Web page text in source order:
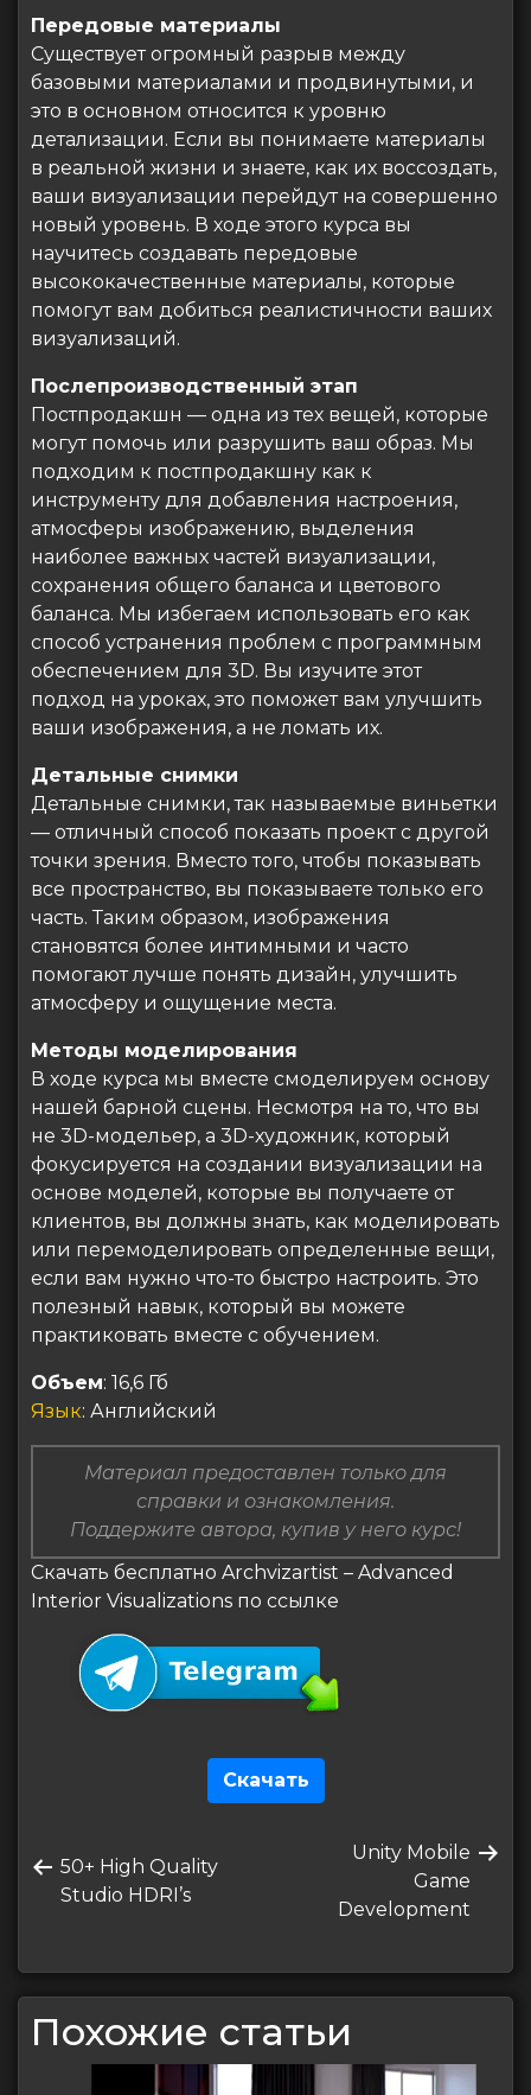
Передовые материалы
Существует огромный разрыв между
базовыми материалами и продвинутыми, и
это в основном относится к уровню
детализации. Если вы понимаете материалы
в реальной жизни и знаете, как их воссоздать,
ваши визуализации перейдут на совершенно
новый уровень. В ходе этого курса вы
научитесь создавать передовые
высококачественные материалы, которые
помогут вам добиться реалистичности ваших
визуализаций.
Послепроизводственный этап
Постпродакшн — одна из тех вещей, которые
могут помочь или разрушить ваш образ. Мы
подходим к постпродакшну как к
инструменту для добавления настроения,
атмосферы изображению, выделения
наиболее важных частей визуализации,
сохранения общего баланса и цветового
баланса. Мы избегаем использовать его как
способ устранения проблем с программным
обеспечением для 3D. Вы изучите этот
подход на уроках, это поможет вам улучшить
ваши изображения, а не ломать их.
Детальные снимки
Детальные снимки, так называемые виньетки
— отличный способ показать проект с другой
точки зрения. Вместо того, чтобы показывать
все пространство, вы показываете только его
часть. Таким образом, изображения
становятся более интимными и часто
помогают лучше понять дизайн, улучшить
атмосферу и ощущение места.
Методы моделирования
В ходе курса мы вместе смоделируем основу
нашей барной сцены. Несмотря на то, что вы
не 3D-модельер, а 3D-художник, который
фокусируется на создании визуализации на
основе моделей, которые вы получаете от
клиентов, вы должны знать, как моделировать
или перемоделировать определенные вещи,
если вам нужно что-то быстро настроить. Это
полезный навык, который вы можете
практиковать вместе с обучением.
Объем: 16,6 Гб
Язык: Английский
Материал предоставлен только для
справки и ознакомления.
Поддержите автора, купив у него курс!
Скачать бесплатно Archvizartist – Advanced
Interior Visualizations по ссылке
Скачать
по
записям
Предыдущая
запись
50+ High Quality
Studio HDRI’s
Следующая
запись
Unity Mobile
Game
Development
Похожие статьи